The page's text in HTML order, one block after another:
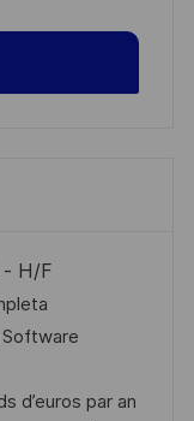
- H/F
Software
d’euros par an